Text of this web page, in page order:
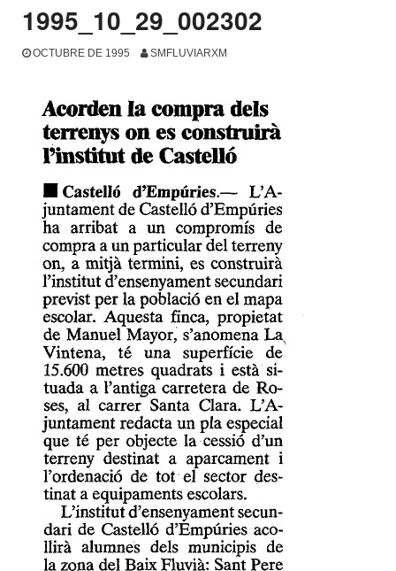
1995_10_29_002302
OCTUBRE DE 1995 SMFLUVIARXM